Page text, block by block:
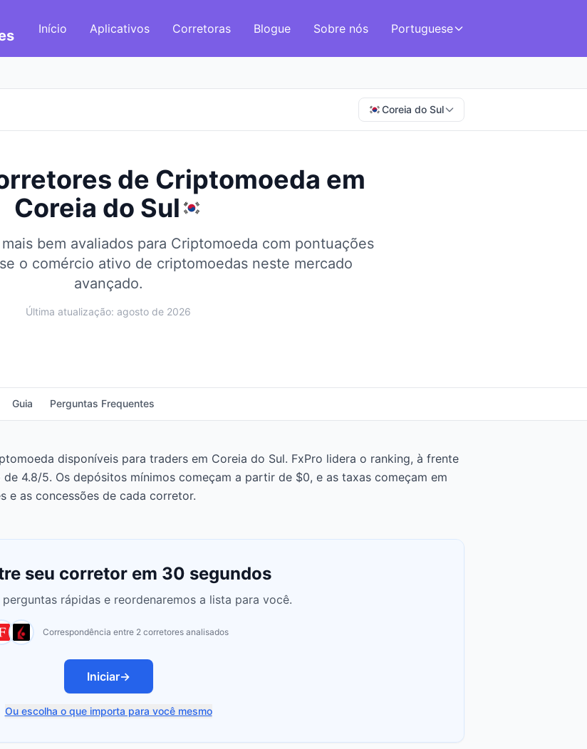
Início Aplicativos Corretoras Blogue Sobre nós Portuguese
Coreia do Sul
de Criptomoeda em
Coreia do Sul
bem avaliados para Criptomoeda com pontuações
o comércio ativo de criptomoedas neste mercado
avançado.
Última atualização: agosto de 2026
Guia Perguntas Frequentes
disponíveis para traders em Coreia do Sul. FxPro lidera o ranking, à frente
4.8/5. Os depósitos mínimos começam a partir de $0, e as taxas começam em
e as concessões de cada corretor.
seu corretor em 30 segundos
perguntas rápidas e reordenaremos a lista para você.
Correspondência entre 2 corretores analisados
Iniciar→
Ou escolha o que importa para você mesmo